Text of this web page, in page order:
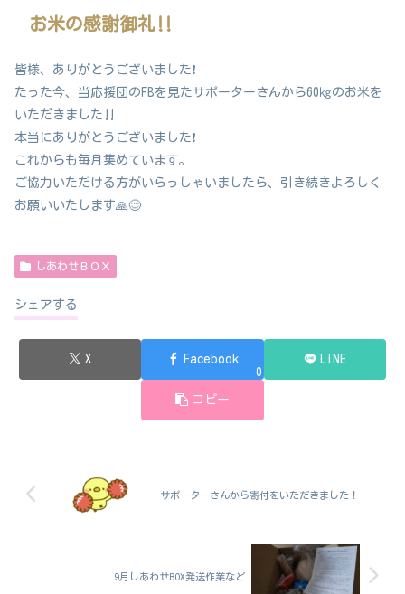
お米の感謝御礼‼️
皆様、ありがとうございました❗️
たった今、当応援団のFBを見たサポーターさんから60㎏のお米を
いただきました‼️
本当にありがとうございました❗️
これからも毎月集めています。
ご協力いただける方がいらっしゃいましたら、引き続きよろしく
お願いいたします🙏😊
しあわせＢＯＸ
シェアする
X Facebook
0
LINE
コピー
サポーターさんから寄付をいただきました！
9月しあわせBOX発送作業など